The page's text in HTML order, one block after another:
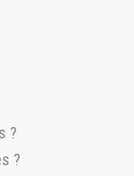
?
?